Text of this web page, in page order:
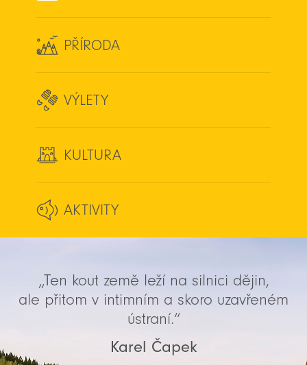
PŘÍRODA
VÝLETY
KULTURA
AKTIVITY
„Ten kout země leží na silnici dějin,
ale přitom v intimním a skoro uzavřeném
ústraní.“
Karel Čapek